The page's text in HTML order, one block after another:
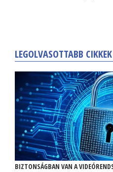
LEGOLVASOTTABB CIKKEK
BIZTONSÁGBAN VAN A